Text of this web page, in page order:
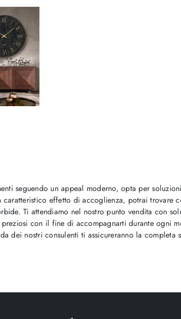
seguendo un appeal moderno, opta per
effetto di accoglienza, potrai trovare
Ti attendiamo nel nostro punto vendita con
con il fine di accompagnarti durante ogni
dei nostri consulenti ti assicureranno la completa